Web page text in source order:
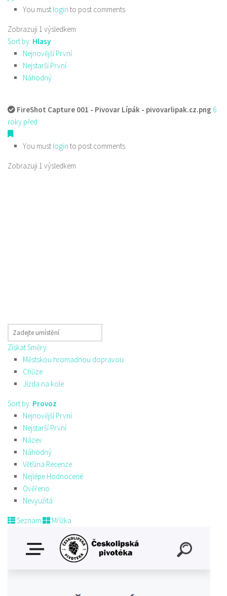
You must login to post comments
Zobrazuji 1 výsledkem
Sort by: Hlasy
Nejnovější První
Nejstarší První
Náhodný
FireShot Capture 001 - Pivovar Lípák - pivovarlipak.cz.png 6
roky před
You must login to post comments
Zobrazuji 1 výsledkem
Získat Směry
Městskou hromadnou dopravou
Chůze
Jízda na kole
Sort by: Provoz
Nejnovější První
Nejstarší První
Název
Náhodný
Většina Recenze
Nejlépe Hodnocené
Ověřeno
Nevyužitá
Seznam Mřížka